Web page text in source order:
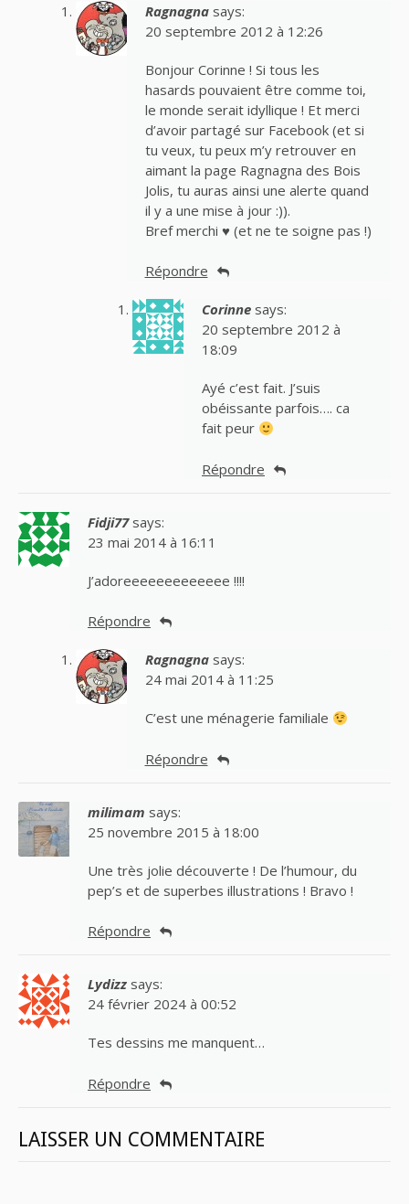
Ragnagna says:
20 septembre 2012 à 12:26
Bonjour Corinne ! Si tous les
hasards pouvaient être comme toi,
le monde serait idyllique ! Et merci
d’avoir partagé sur Facebook (et si
tu veux, tu peux m’y retrouver en
aimant la page Ragnagna des Bois
Jolis, tu auras ainsi une alerte quand
il y a une mise à jour :)).
Bref merchi ♥ (et ne te soigne pas !)
Répondre
Corinne says:
20 septembre 2012 à
18:09
Ayé c’est fait. J’suis
obéissante parfois…. ca
fait peur
Répondre
Fidji77 says:
23 mai 2014 à 16:11
J’adoreeeeeeeeeeeee !!!!
Répondre
Ragnagna says:
24 mai 2014 à 11:25
C’est une ménagerie familiale
Répondre
milimam says:
25 novembre 2015 à 18:00
Une très jolie découverte ! De l’humour, du
pep’s et de superbes illustrations ! Bravo !
Répondre
Lydizz says:
24 février 2024 à 00:52
Tes dessins me manquent…
Répondre
LAISSER UN COMMENTAIRE